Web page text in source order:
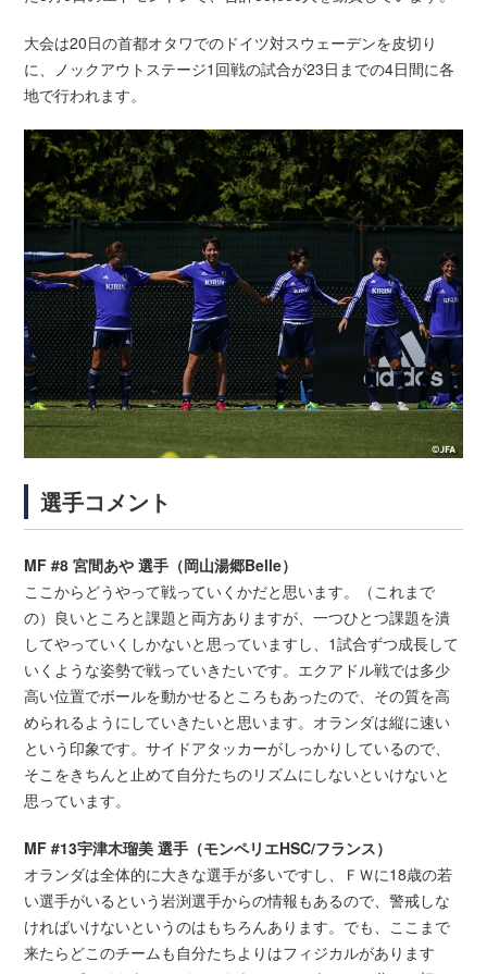
大会は20日の首都オタワでのドイツ対スウェーデンを皮切り
に、ノックアウトステージ1回戦の試合が23日までの4日間に各
地で行われます。
選手コメント
MF #8 宮間あや 選手（岡山湯郷Belle）
ここからどうやって戦っていくかだと思います。（これまで
の）良いところと課題と両方ありますが、一つひとつ課題を潰
してやっていくしかないと思っていますし、1試合ずつ成長して
いくような姿勢で戦っていきたいです。エクアドル戦では多少
高い位置でボールを動かせるところもあったので、その質を高
められるようにしていきたいと思います。オランダは縦に速い
という印象です。サイドアタッカーがしっかりしているので、
そこをきちんと止めて自分たちのリズムにしないといけないと
思っています。
MF #13宇津木瑠美 選手（モンペリエHSC/フランス）
オランダは全体的に大きな選手が多いですし、ＦＷに18歳の若
い選手がいるという岩渕選手からの情報もあるので、警戒しな
ければいけないというのはもちろんあります。でも、ここまで
来たらどこのチームも自分たちよりはフィジカルがあります